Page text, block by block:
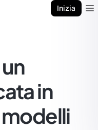
Inizia
in
modelli